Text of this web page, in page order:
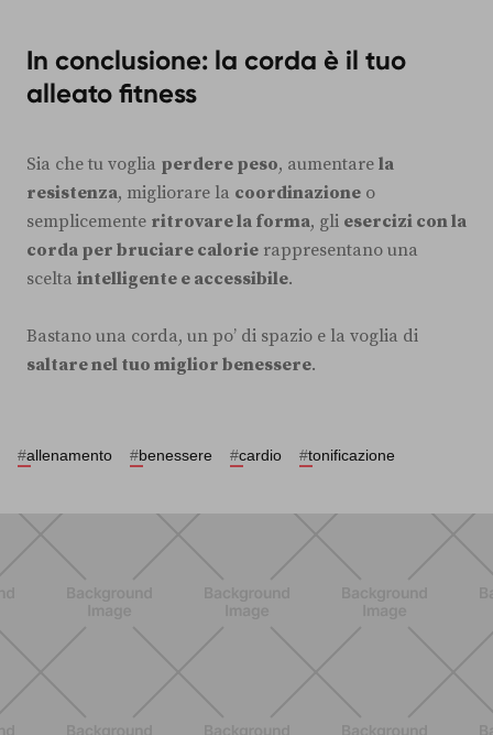
In conclusione: la corda è il tuo
alleato fitness
Sia che tu voglia perdere peso, aumentare la
resistenza, migliorare la coordinazione o
semplicemente ritrovare la forma, gli esercizi con la
corda per bruciare calorie rappresentano una
scelta intelligente e accessibile.
Bastano una corda, un po’ di spazio e la voglia di
saltare nel tuo miglior benessere.
#allenamento #benessere #cardio #tonificazione